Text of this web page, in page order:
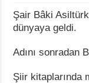
Şair Bâki
dünyaya geldi.
Adını sonradan
Şiir kitaplarında